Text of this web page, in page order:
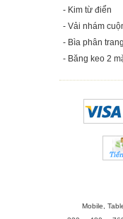
- Kim từ điển
- Vải nhám
- Bìa phân trang
- Băng keo 2
Mobile,